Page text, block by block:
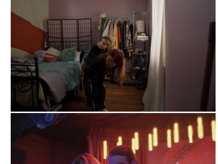
"EL MIRADOR". CORTESÍA DIRECTOR.